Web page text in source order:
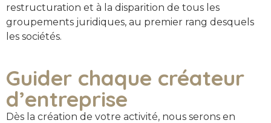
restructuration et à la disparition de tous les
groupements juridiques, au premier rang desquels
les sociétés.
Guider chaque créateur
d’entreprise
Dès la création de votre activité, nous serons en